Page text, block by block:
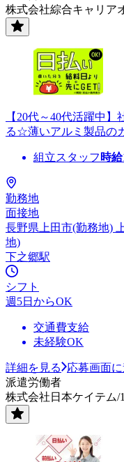
株式会社綜合キャリア
【20代～40代活躍中
る☆薄いアルミ製品の
組立スタッフ 時給
勤務地
面接地
長野県上田市(勤務地)
地)
下之郷駅
シフト
週5日からOK
交通費支給
未経験OK
詳細を見る
応募画面
派遣労働者
株式会社日本ケイテム/